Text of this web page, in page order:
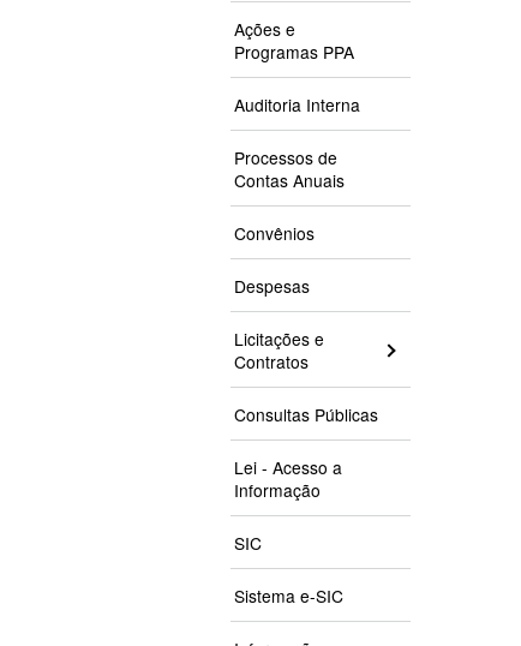
Ações e
Programas PPA
Auditoria Interna
Processos de
Contas Anuais
Convênios
Despesas
Licitações e
Contratos
Consultas Públicas
Lei - Acesso a
Informação
SIC
Sistema e-SIC